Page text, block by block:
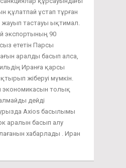
құлатпай ұстап тұрған
жауып тастауы ықтимал.
экспортының 90
ететін Парсы
аралды басып алса,
Иранға қарсы
жіберуі мүмкін.
экономикасын толық
дейді
Axios басылымы
аралын басып алу
хабарлады . Иран